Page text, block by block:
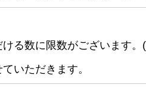
る数に限数がございます。
いただきます。